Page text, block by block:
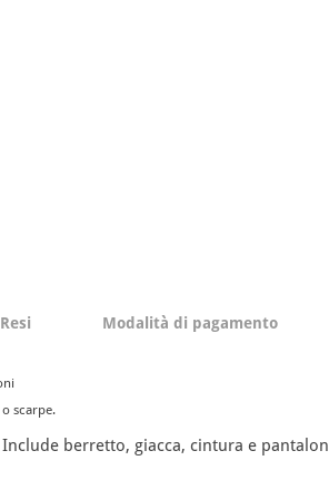
Modalità di pagamento
scarpe.
berretto, giacca, cintura e